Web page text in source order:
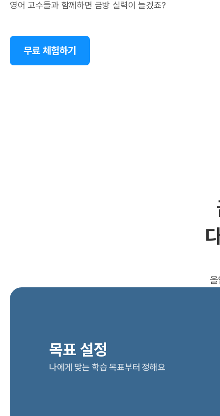
영어 고수들과 함께하면 금방 실력이 늘겠죠?
무료 체험하기
목표 설정
나에게 맞는 학습 목표부터 정해요